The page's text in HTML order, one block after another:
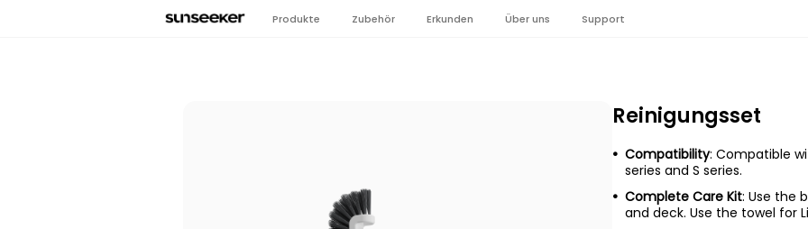
Produkte Zubehör Erkunden Über uns Support
Reinigungsset
Compatibility: Compatible
series and S series.
Complete Care Kit: Use the
and deck. Use the towel for